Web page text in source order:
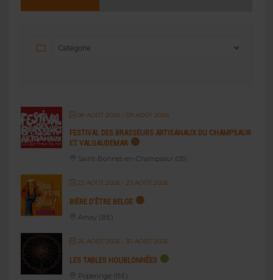
08 AOÛT 2026- 09 AOÛT 2026
FESTIVAL DES BRASSEURS ARTISANAUX DU CHAMPSAUR
ET VALGAUDEMAR
Saint-Bonnet-en-Champsaur (05)
22 AOÛT 2026- 23 AOÛT 2026
BIÈRE D’ÊTRE BELGE
Amay (BE)
26 AOÛT 2026- 30 AOÛT 2026
LES TABLES HOUBLONNÉES
Poperinge (BE)